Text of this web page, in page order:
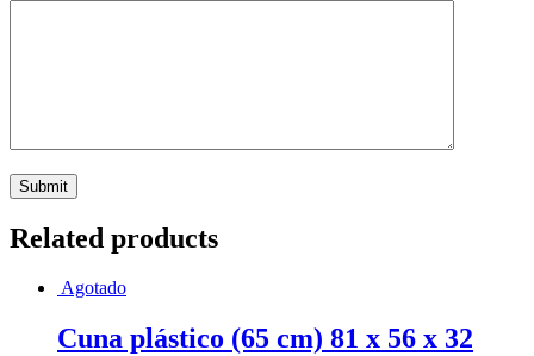
Related products
Agotado
Cuna plástico (65 cm) 81 x 56 x 32